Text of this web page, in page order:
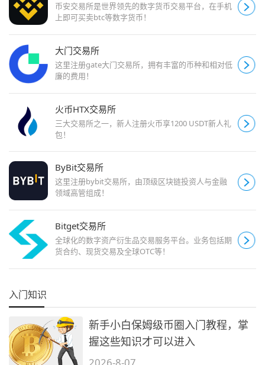
币安交易所是世界领先的数字货币交易平台，在手机
上即可买卖btc等数字货币！
大门交易所
这里注册gate大门交易所，拥有丰富的币种和相对低
廉的费用！
火币HTX交易所
三大交易所之一，新人注册火币享1200 USDT新人礼
包！
ByBit交易所
这里注册bybit交易所，由顶级区块链投资人与金融
领域高管组成！
Bitget交易所
全球化的数字资产衍生品交易服务平台。业务包括期
货合约、现货交易及全球OTC等！
入门知识
新手小白保姆级币圈入门教程，掌
握这些知识才可以进入
2026-8-07